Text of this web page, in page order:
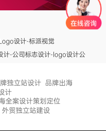
设计-标派视觉
计-公司标志设计-logo设计公
独立站设计 品牌出海
计
全案设计策划定位
外贸独立站建设